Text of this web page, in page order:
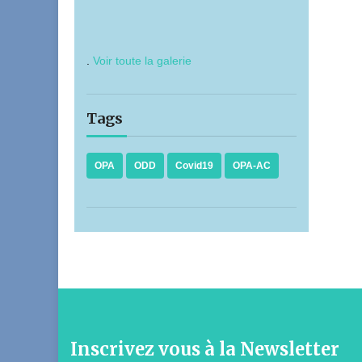
Voir toute la galerie
Tags
OPA ODD Covid19 OPA-AC
Inscrivez vous à la Newsletter